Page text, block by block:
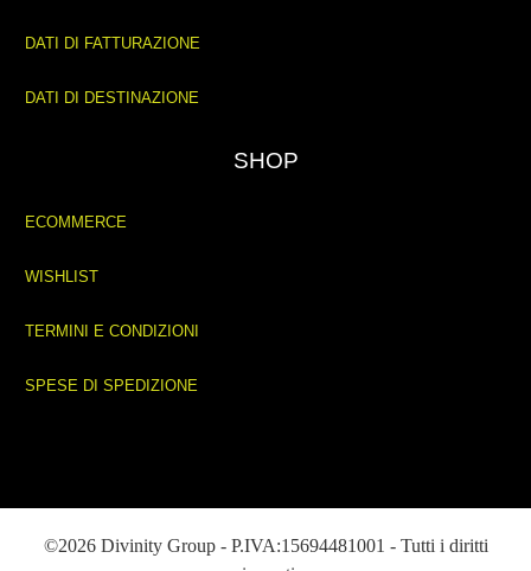
DATI DI FATTURAZIONE
DATI DI DESTINAZIONE
SHOP
ECOMMERCE
WISHLIST
TERMINI E CONDIZIONI
SPESE DI SPEDIZIONE
©2026 Divinity Group - P.IVA:15694481001 - Tutti i diritti